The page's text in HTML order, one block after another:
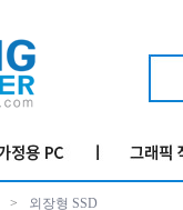
> 외장형 SSD